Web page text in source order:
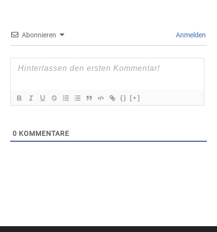
Abonnieren Anmelden
{} [+]
0 KOMMENTARE